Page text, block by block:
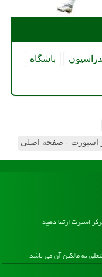
باشگاه
اسپورت - صفحه اصلی
اسپرت ارتقا دهید